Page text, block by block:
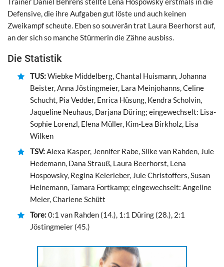
Defensive, die ihre Aufgaben gut löste und auch keinen
Zweikampf scheute. Eben so souverän trat Laura Beerhorst auf,
an der sich so manche Stürmerin die Zähne ausbiss.
Die Statistik
TUS:Wiebke Middelberg, Chantal Huismann, Johanna
Beister, Anna Jöstingmeier, Lara Meinjohanns, Celine
Schucht, Pia Vedder, Enrica Hüsung, Kendra Scholvin,
Jaqueline Neuhaus, Darjana Düring; eingewechselt: Lisa-
Sophie Lorenzl, Elena Müller, Kim-Lea Birkholz, Lisa
Wilken
TSV:Alexa Kasper, Jennifer Rabe, Silke van Rahden, Jule
Hedemann, Dana Strauß, Laura Beerhorst, Lena
Hospowsky, Regina Keierleber, Jule Christoffers, Susan
Heinemann, Tamara Fortkamp; eingewechselt: Angeline
Meier, Charlene Schütt
Tore:0:1 van Rahden (14.), 1:1 Düring (28.), 2:1
Jöstingmeier (45.)